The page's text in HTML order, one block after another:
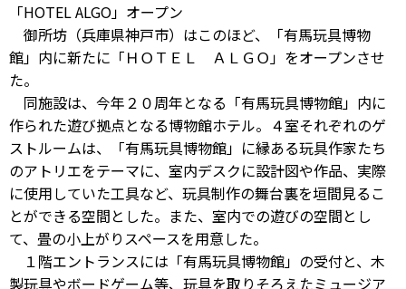
「HOTEL ALGO」オープン
御所坊（兵庫県神戸市）はこのほど、「有馬玩具博物
館」内に新たに「ＨＯＴＥＬ ＡＬＧＯ」をオープンさせ
た。
同施設は、今年２０周年となる「有馬玩具博物館」内に
作られた遊び拠点となる博物館ホテル。４室それぞれのゲ
ストルームは、「有馬玩具博物館」に縁ある玩具作家たち
のアトリエをテーマに、室内デスクに設計図や作品、実際
に使用していた工具など、玩具制作の舞台裏を垣間見るこ
とができる空間とした。また、室内での遊びの空間とし
て、畳の小上がりスペースを用意した。
１階エントランスには「有馬玩具博物館」の受付と、木
製玩具やボードゲーム等、玩具を取りそろえたミュージア